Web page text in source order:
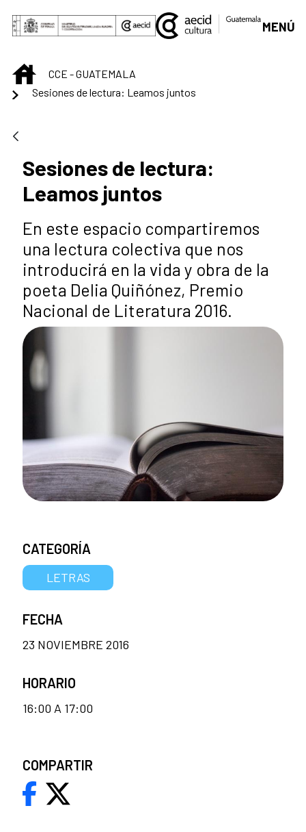
Saltar al contenido principal
MENÚ
INICIOCCE - GUATEMALA
Sesiones de lectura: Leamos juntos
Sesiones de lectura:
Leamos juntos
En este espacio compartiremos
una lectura colectiva que nos
introducirá en la vida y obra de la
poeta Delia Quiñónez, Premio
Nacional de Literatura 2016.
CATEGORÍA
LETRAS
FECHA
23 NOVIEMBRE 2016
HORARIO
16:00 A 17:00
COMPARTIR